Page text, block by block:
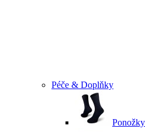
Péče & Doplňky
Ponožky